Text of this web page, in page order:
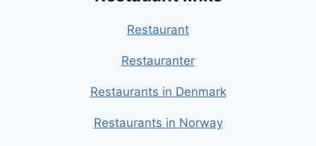
Restaurant
Restauranter
Restaurants in Denmark
Restaurants in Norway